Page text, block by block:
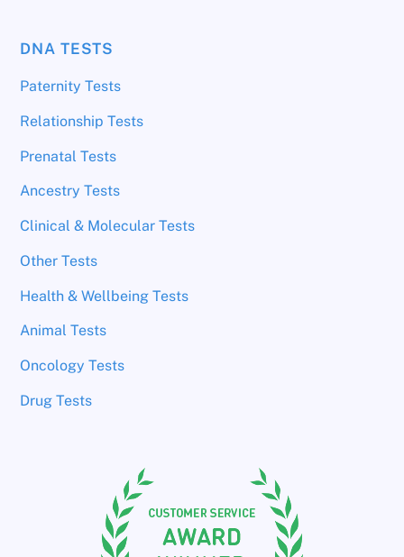
DNA TESTS
Paternity Tests
Relationship Tests
Prenatal Tests
Ancestry Tests
Clinical & Molecular Tests
Other Tests
Health & Wellbeing Tests
Animal Tests
Oncology Tests
Drug Tests